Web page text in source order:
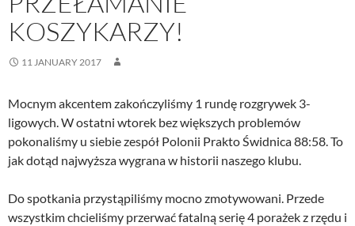
KOSZYKARZY!
11 JANUARY 2017
Mocnym akcentem zakończyliśmy 1 rundę rozgrywek 3-
ligowych. W ostatni wtorek bez większych problemów
pokonaliśmy u siebie zespół Polonii Prakto Świdnica 88:58. To
jak dotąd najwyższa wygrana w historii naszego klubu.
Do spotkania przystąpiliśmy mocno zmotywowani. Przede
wszystkim chcieliśmy przerwać fatalną serię 4 porażek z rzędu i